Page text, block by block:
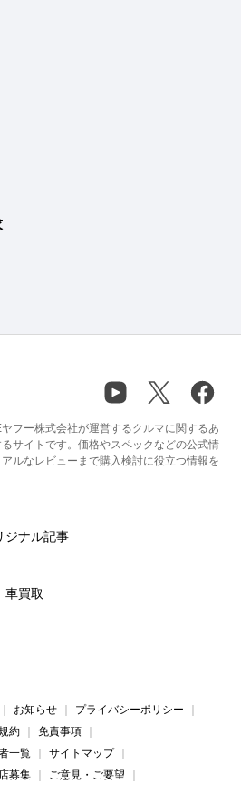
フー株式会社が運営するクルマに関するあ
サイトです。価格やスペックなどの公式情
ルなレビューまで購入検討に役立つ情報を
ジナル記事
車買取
お知らせ
プライバシーポリシー
約
免責事項
一覧
サイトマップ
募集
ご意見・ご要望